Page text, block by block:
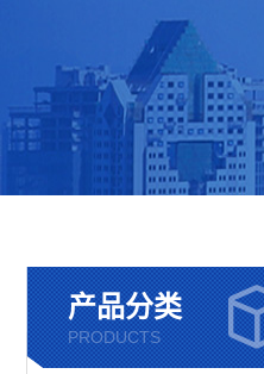
产品分类
PRODUCTS